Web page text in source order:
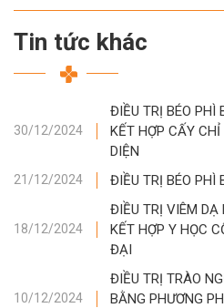
Tin tức khác
30/12/2024
ĐIỀU TRỊ BÉO PHÌ
KẾT HỢP CẤY
DIỆN
21/12/2024 ĐIỀU TRỊ BÉO PHÌ
18/12/2024
ĐIỀU TRỊ VIÊM DẠ
KẾT HỢP Y HỌC
ĐẠI
10/12/2024
ĐIỀU TRỊ TRÀO
BẰNG PHƯƠNG